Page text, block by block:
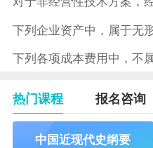
下列企业资产中，属于
下列各项成本费用中，不
热门课程 报名咨询
中国近现代史纲要